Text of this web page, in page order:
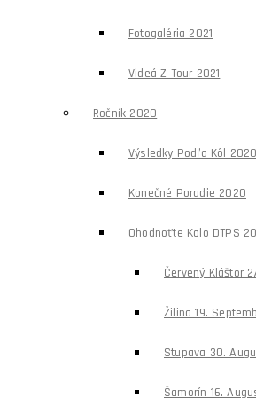
Fotogaléria 2021
Videá Z Tour 2021
Ročník 2020
Výsledky Podľa Kôl 2020
Konečné Poradie 2020
Ohodnoťte Kolo DTPS
Červený Kláštor
Žilina 19.
Stupava 30.
Šamorín 16.